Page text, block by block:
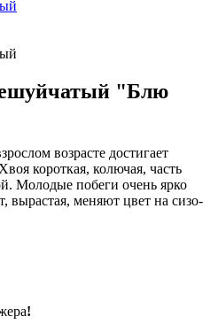
"Блю
возрасте достигает
короткая, колючая, часть
Молодые побеги очень ярко
меняют цвет на сизо-
!